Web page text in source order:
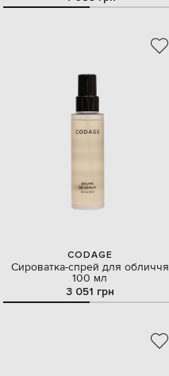
CODAGE
Сироватка-спрей для обличчя
100 мл
3 051 грн